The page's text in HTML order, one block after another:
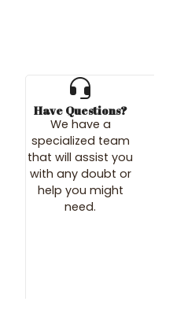
Have Questions?
We have a
specialized team
that will assist you
with any doubt or
help you might
need.